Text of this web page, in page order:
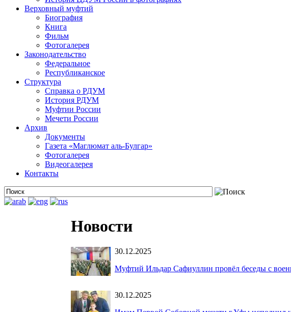
Верховный муфтий
Биография
Книга
Фильм
Фотогалерея
Законодательство
Федеральное
Республиканское
Структура
Справка о РДУМ
История РДУМ
Муфтии России
Мечети России
Архив
Документы
Газета «Маглюмат аль-Булгар»
Фотогалерея
Видеогалерея
Контакты
Новости
30.12.2025
Муфтий Ильдар Сафиуллин провёл беседы с
30.12.2025